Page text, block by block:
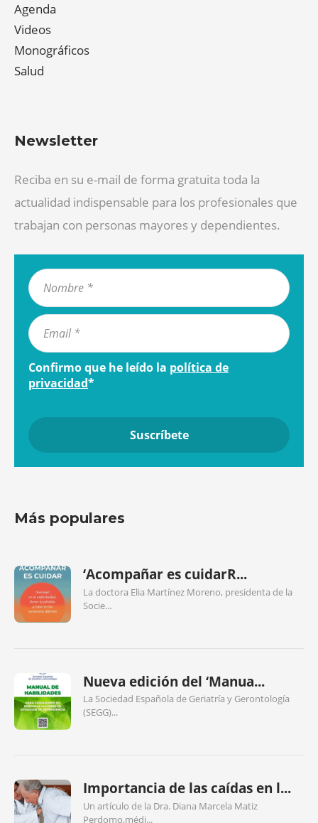
Agenda
Videos
Monográficos
Salud
Newsletter
Reciba en su e-mail de forma gratuita toda la
actualidad indispensable para los profesionales que
trabajan con personas mayores y dependientes.
Confirmo que he leído la política de
privacidad*
Más populares
‘Acompañar es cuidarR...
La doctora Elia Martínez Moreno, presidenta de la
Socie...
Nueva edición del ‘Manua...
La Sociedad Española de Geriatría y Gerontología
(SEGG)...
Importancia de las caídas en l...
Un artículo de la Dra. Diana Marcela Matiz
Perdomo,médi...